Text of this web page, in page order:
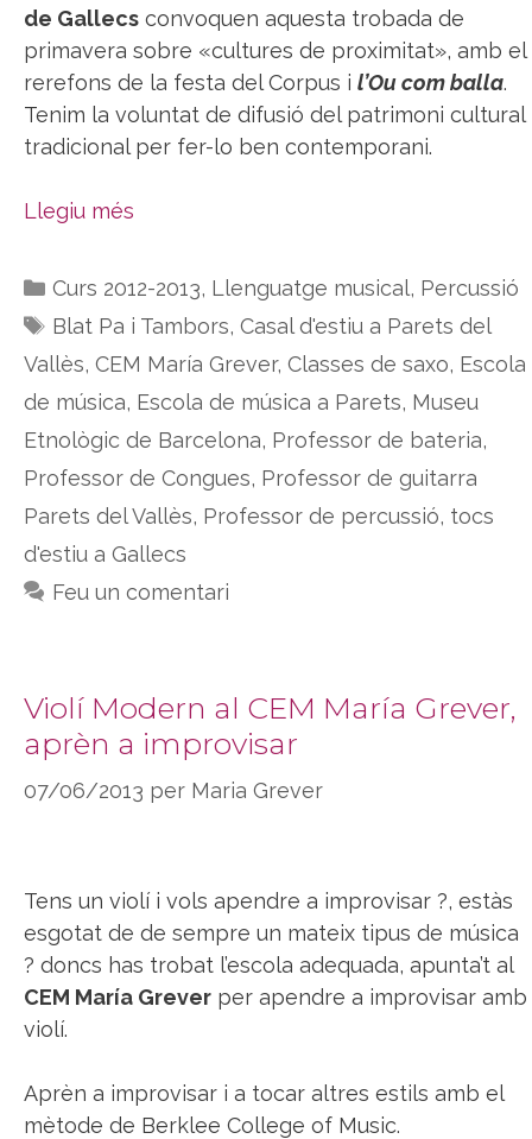
de Gallecs convoquen aquesta trobada de
primavera sobre «cultures de proximitat», amb el
rerefons de la festa del Corpus i l’Ou com balla.
Tenim la voluntat de difusió del patrimoni cultural
tradicional per fer-lo ben contemporani.
Llegiu més
Categories
Curs 2012-2013, Llenguatge musical, Percussió
Etiquetes
Blat Pa i Tambors, Casal d'estiu a Parets del
Vallès, CEM María Grever, Classes de saxo, Escola
de música, Escola de música a Parets, Museu
Etnològic de Barcelona, Professor de bateria,
Professor de Congues, Professor de guitarra
Parets del Vallès, Professor de percussió, tocs
d'estiu a Gallecs
Feu un comentari
Violí Modern al CEM María Grever,
aprèn a improvisar
07/06/2013 per Maria Grever
Tens un violí i vols apendre a improvisar ?, estàs
esgotat de de sempre un mateix tipus de música
? doncs has trobat l’escola adequada, apunta’t al
CEM María Grever per apendre a improvisar amb
violí.
Aprèn a improvisar i a tocar altres estils amb el
mètode de Berklee College of Music.